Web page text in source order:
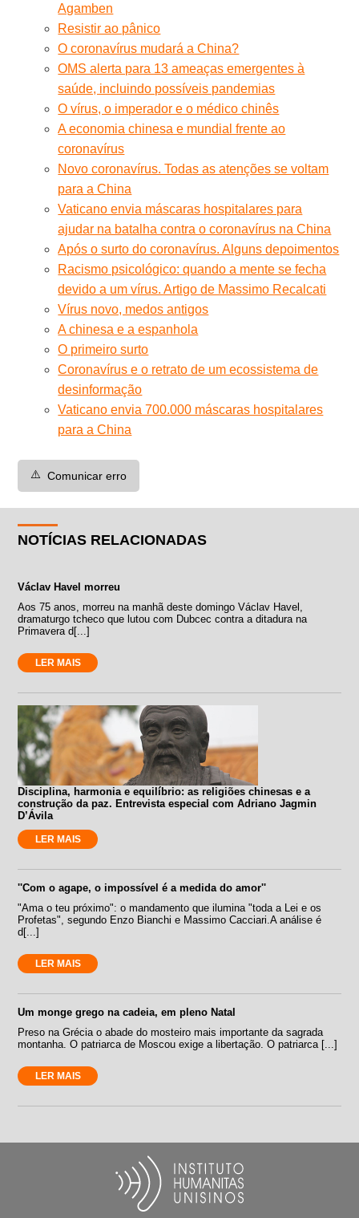
Agamben
Resistir ao pânico
O coronavírus mudará a China?
OMS alerta para 13 ameaças emergentes à
saúde, incluindo possíveis pandemias
O vírus, o imperador e o médico chinês
A economia chinesa e mundial frente ao
coronavírus
Novo coronavírus. Todas as atenções se voltam
para a China
Vaticano envia máscaras hospitalares para
ajudar na batalha contra o coronavírus na China
Após o surto do coronavírus. Alguns depoimentos
Racismo psicológico: quando a mente se fecha
devido a um vírus. Artigo de Massimo Recalcati
Vírus novo, medos antigos
A chinesa e a espanhola
O primeiro surto
Coronavírus e o retrato de um ecossistema de
desinformação
Vaticano envia 700.000 máscaras hospitalares
para a China
⚠️ Comunicar erro
NOTÍCIAS RELACIONADAS
Václav Havel morreu
Aos 75 anos, morreu na manhã deste domingo Václav Havel,
dramaturgo tcheco que lutou com Dubcec contra a ditadura na
Primavera d[...]
LER MAIS
Disciplina, harmonia e equilíbrio: as religiões chinesas e a
construção da paz. Entrevista especial com Adriano Jagmin
D’Ávila
LER MAIS
''Com o agape, o impossível é a medida do amor''
"Ama o teu próximo": o mandamento que ilumina "toda a Lei e os
Profetas", segundo Enzo Bianchi e Massimo Cacciari.A análise é
d[...]
LER MAIS
Um monge grego na cadeia, em pleno Natal
Preso na Grécia o abade do mosteiro mais importante da sagrada
montanha. O patriarca de Moscou exige a libertação. O patriarca [...]
LER MAIS